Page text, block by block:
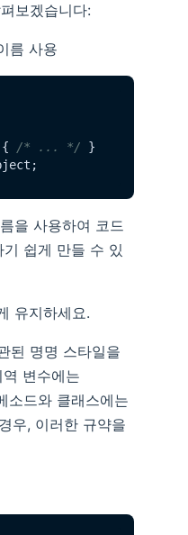
보겠습니다:
름 사용
/* ... */
을 사용하여 코드
쉽게 만들 수 있
유지하세요.
된 명명 스타일을
변수에는
소드와 클래스에는
우, 이러한 규약을